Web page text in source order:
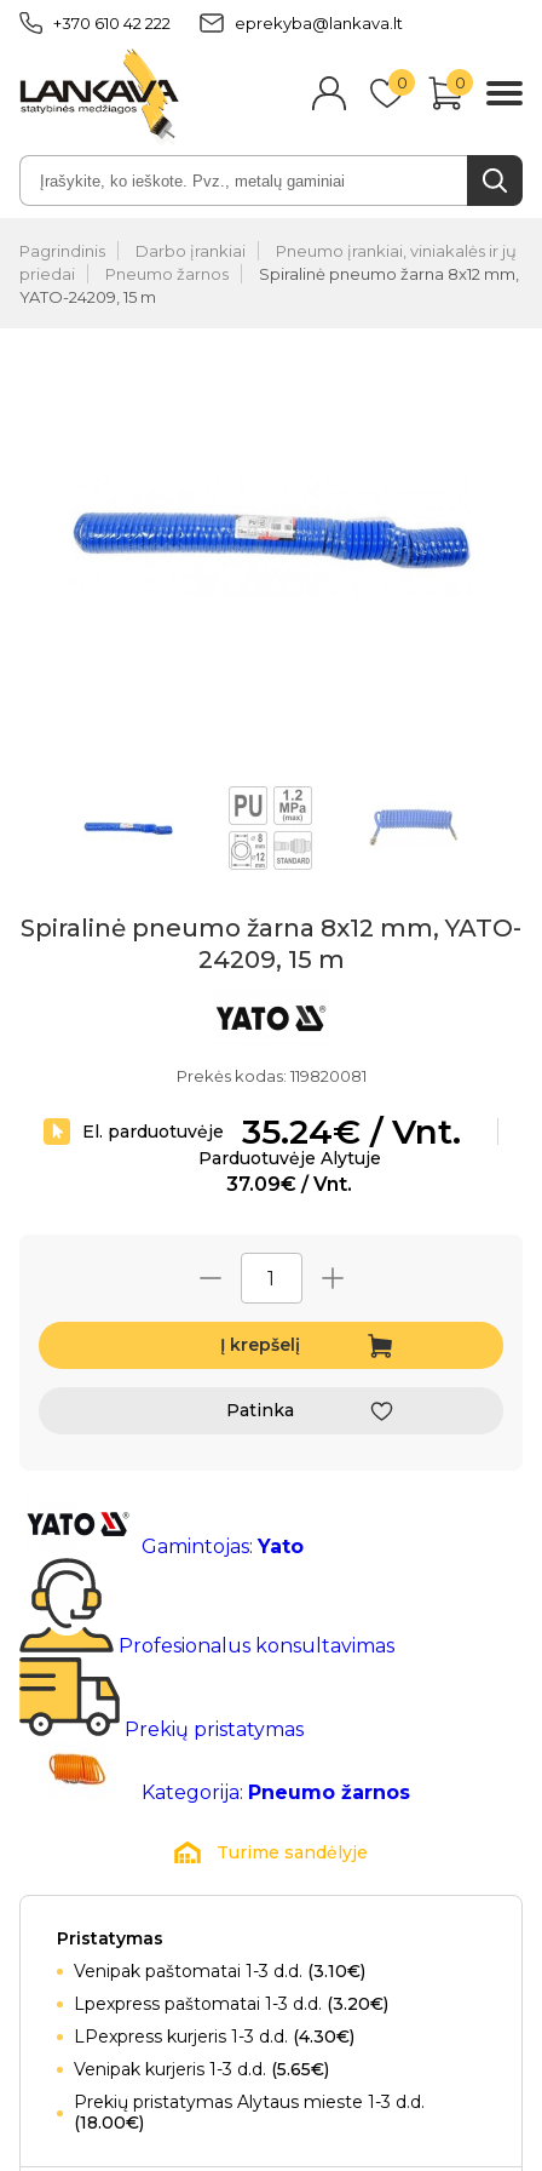
+370 610 42 222 eprekyba@lankava.lt
0 0
Pagrindinis Darbo įrankiai
Pneumo įrankiai, viniakalės ir jų
priedai
Pneumo žarnos
Spiralinė pneumo žarna 8x12 mm,
YATO-24209, 15 m
Spiralinė pneumo žarna 8x12 mm, YATO-
24209, 15 m
Prekės kodas: 119820081
El. parduotuvėje 35.24€ / Vnt.
Parduotuvėje Alytuje
37.09€ / Vnt.
Į krepšelį
Patinka
Gamintojas:Yato
Profesionalus konsultavimas
Prekių pristatymas
Kategorija: Pneumo žarnos
Turime sandėlyje
Pristatymas
Venipak paštomatai 1-3 d.d. (3.10€)
Lpexpress paštomatai 1-3 d.d. (3.20€)
LPexpress kurjeris 1-3 d.d. (4.30€)
Venipak kurjeris 1-3 d.d. (5.65€)
Prekių pristatymas Alytaus mieste 1-3 d.d.
(18.00€)